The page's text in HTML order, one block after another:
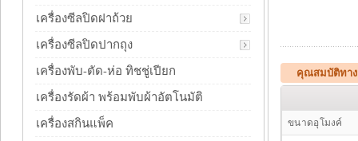
คุณสมบัติทาง
ขนาดอุโมงค์
เครื่องซีลปิดฝาถ้วย
เครื่องซีลปิดปากถุง
เครื่องพับ-ตัด-ห่อ ทิชชู่เปียก
เครื่องรัดผ้า พร้อมพับผ้าอัตโนมัติ
เครื่องสกินแพ็ค